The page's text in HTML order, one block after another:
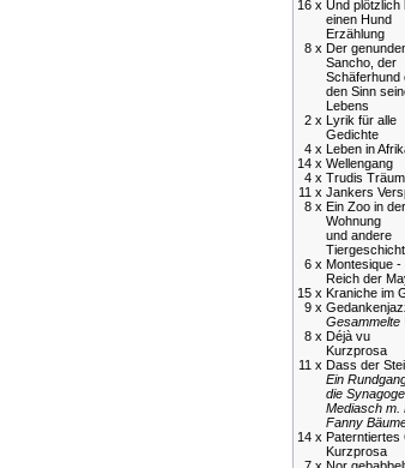
16 x Und plötzlich
einen Hund
Erzählung
8 x Der
Sancho, der
Schäferhund
den Sinn
Lebens
2 x Lyrik für alle
Gedichte
4 x Leben in
14 x Wellengang
4 x Trudis
11 x Jankers
8 x Ein Zoo in der
Wohnung
und andere
6 x Montesique -
Reich der
15 x Kraniche im
9 x
Gesammelte
8 x Déjà vu
Kurzprosa
11 x Dass der
Ein
die
Mediasch m.
Fanny
14 x Paterntiertes
Kurzprosa